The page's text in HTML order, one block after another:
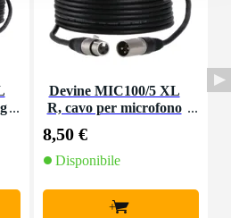
Devine MIC100/5 XL
R, cavo per microfono
8,50 €
Disponibile
+